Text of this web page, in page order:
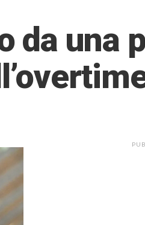
da una